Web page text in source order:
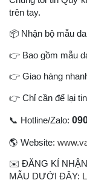
trên tay.
📦 Nhận bộ mẫu
👉 Bao gồm mẫu
👉 Giao hàng
👉 Chỉ cần để lại
📞 Hotline/Zalo:
🌎 Website:
✉ ĐĂNG KÍ
MẪU DƯỚI ĐÂY: